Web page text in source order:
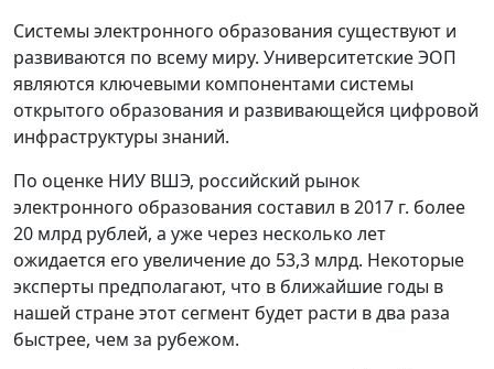
Системы электронного образования существуют и
развиваются по всему миру. Университетские ЭОП
являются ключевыми компонентами системы
открытого образования и развивающейся цифровой
инфраструктуры знаний.
По оценке НИУ ВШЭ, российский рынок
электронного образования составил в 2017 г. более
20 млрд рублей, а уже через несколько лет
ожидается его увеличение до 53,3 млрд. Некоторые
эксперты предполагают, что в ближайшие годы в
нашей стране этот сегмент будет расти в два раза
быстрее, чем за рубежом.